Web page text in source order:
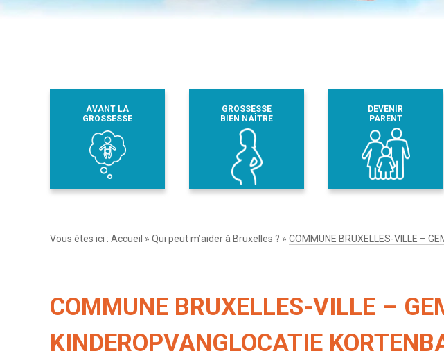
AVANT LA
GROSSESSE
GROSSESSE
BIEN NAÎTRE
DEVENIR
PARENT
Vous êtes ici : Accueil » Qui peut m’aider à Bruxelles ? » COMMUNE BRUXELLES-VILLE –
COMMUNE BRUXELLES-VILLE –
KINDEROPVANGLOCATIE